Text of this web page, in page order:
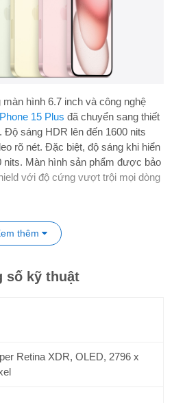
hình 6.7 inch và công nghệ
15 Plus đã chuyển sang thiết
Độ sáng HDR lên đến 1600 nits
rõ nét. Đặc biệt, độ sáng khi hiển
nits. Màn hình sản phẩm được bảo
với độ cứng vượt trội mọi dòng
có phong cách mới và tinh tế hơn,
thêm
số kỹ thuật
Retina XDR, OLED, 2796 x